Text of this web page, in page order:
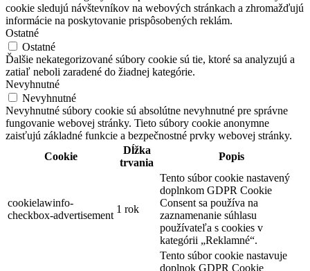
cookie sledujú návštevníkov na webových stránkach a zhromažďujú
informácie na poskytovanie prispôsobených reklám.
Ostatné
Ostatné
Ďalšie nekategorizované súbory cookie sú tie, ktoré sa analyzujú a
zatiaľ neboli zaradené do žiadnej kategórie.
Nevyhnutné
Nevyhnutné
Nevyhnutné súbory cookie sú absolútne nevyhnutné pre správne
fungovanie webovej stránky. Tieto súbory cookie anonymne
zaisťujú základné funkcie a bezpečnostné prvky webovej stránky.
Cookie
Dĺžka
trvania
Popis
cookielawinfo-
checkbox-advertisement
1 rok
Tento súbor cookie nastavený
doplnkom GDPR Cookie
Consent sa používa na
zaznamenanie súhlasu
používateľa s cookies v
kategórii „Reklamné“.
Tento súbor cookie nastavuje
doplnok GDPR Cookie